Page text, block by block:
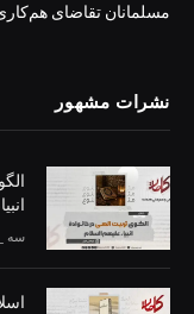
مسلمانان تقاضای
نشرات مشهور
سه _4 _آگست _2026AH 4-8-2026AD